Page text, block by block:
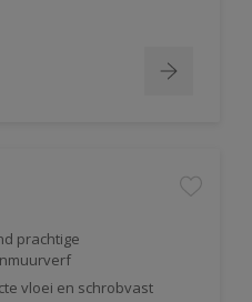
prachtige
vloei en schrobvast